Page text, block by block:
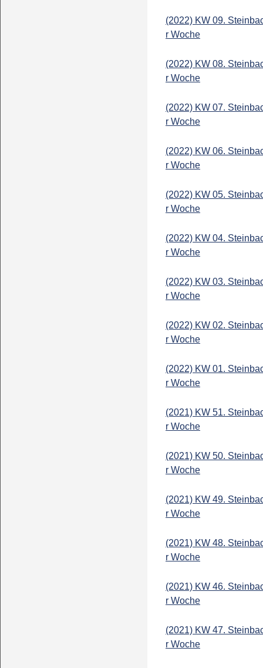
(2022) KW 09.
r Woche
(2022) KW 08.
r Woche
(2022) KW 07.
r Woche
(2022) KW 06.
r Woche
(2022) KW 05.
r Woche
(2022) KW 04.
r Woche
(2022) KW 03.
r Woche
(2022) KW 02.
r Woche
(2022) KW 01.
r Woche
(2021) KW 51.
r Woche
(2021) KW 50.
r Woche
(2021) KW 49.
r Woche
(2021) KW 48.
r Woche
(2021) KW 46.
r Woche
(2021) KW 47.
r Woche